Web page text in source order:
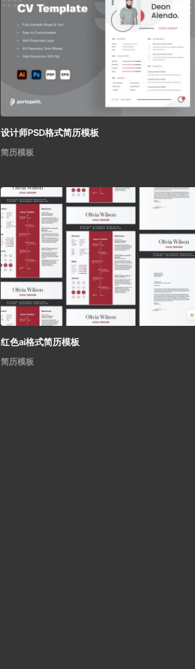
设计师PSD格式简历模板
简历模板
红色ai格式简历模板
简历模板